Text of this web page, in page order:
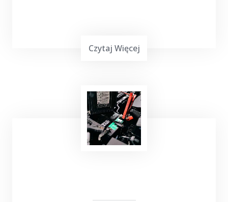
Masz mało czasu, jesteś zapracowany lub nie
możesz iść na zakupy? Skorzystaj z usług
Czytaj Więcej